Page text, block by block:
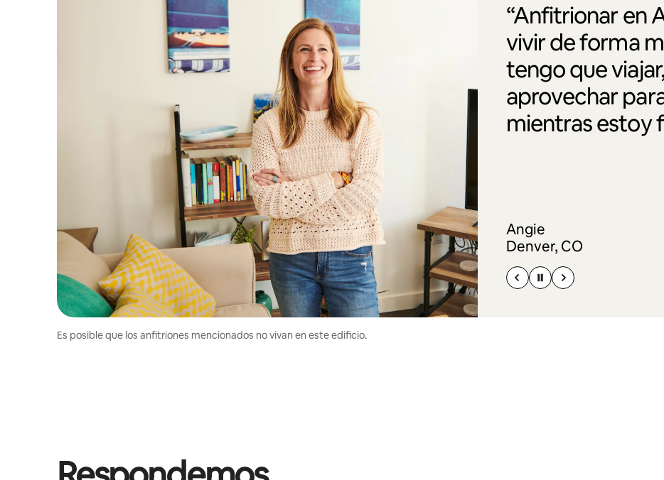
“Anfitrionar en
vivir de forma
tengo que
aprovechar
mientras estoy
Angie
Denver, CO
Es posible que los anfitriones mencionados no vivan en este edificio.